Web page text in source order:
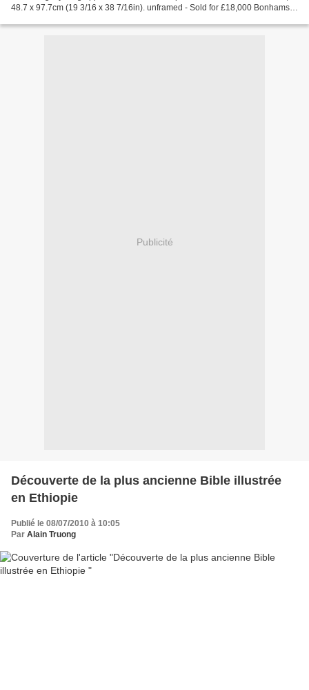
48.7 x 97.7cm (19 3/16 x 38 7/16in). unframed - Sold for £18,000 Bonhams.
Publicité
Découverte de la plus ancienne Bible illustrée
en Ethiopie
Publié le 08/07/2010 à 10:05
Par Alain Truong